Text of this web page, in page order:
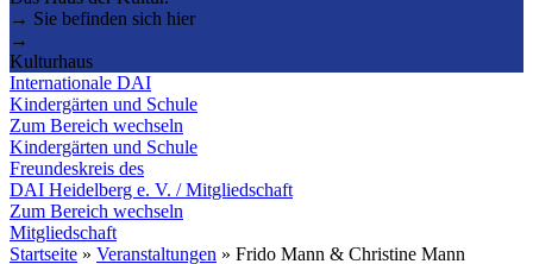
→ Sie befinden sich hier
→
Kulturhaus
Internationale DAI
Kindergärten und Schule
Zum Bereich wechseln
Kindergärten und Schule
Freundeskreis des
DAI Heidelberg e. V. / Mitgliedschaft
Zum Bereich wechseln
Mitgliedschaft
Startseite » Veranstaltungen » Frido Mann & Christine Mann